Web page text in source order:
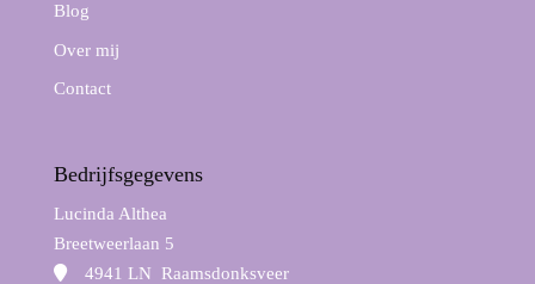
Blog
Over mij
Contact
Bedrijfsgegevens
Lucinda Althea
Breetweerlaan 5
4941 LN Raamsdonksveer